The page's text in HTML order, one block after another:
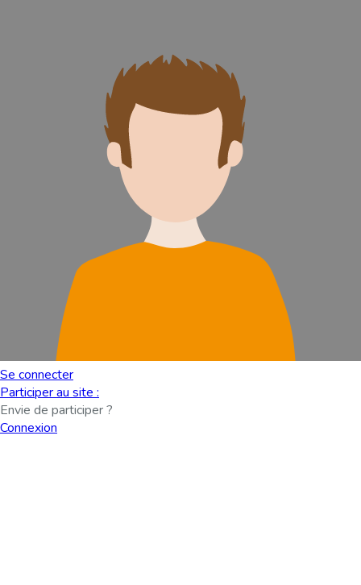
Se connecter
Participer au site :
Envie de participer ?
Connexion